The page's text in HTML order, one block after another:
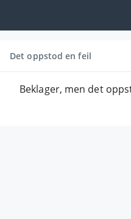
Det oppstod en feil
Beklager, men det